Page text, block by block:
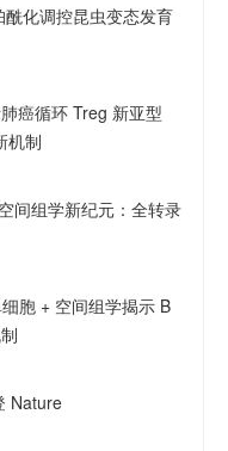
化调控昆虫变态发育
癌循环 Treg 新亚型
机制
间组学新纪元：全转录
胞 + 空间组学揭示 B
Nature